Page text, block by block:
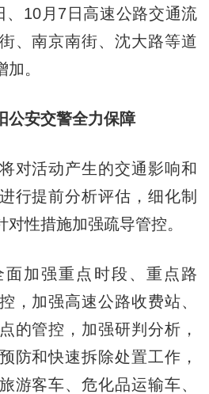
10月7日高速公路交通流
、南京南街、沈大路等道
。
公安交警全力保障
活动产生的交通影响和
行提前分析评估，细化制
性措施加强疏导管控。
加强重点时段、重点路
，加强高速公路收费站、
的管控，加强研判分析，
防和快速拆除处置工作，
游客车、危化品运输车、